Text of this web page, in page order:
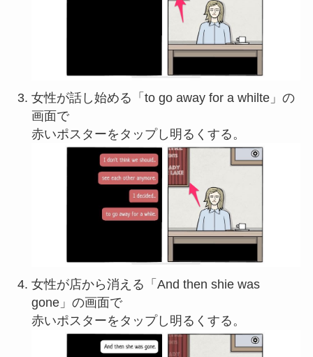
女性が話し始める「to go away for a whilte」の
画面で
赤いポスターをタップし明るくする。
女性が店から消える「And then shie was
gone」の画面で
赤いポスターをタップし明るくする。